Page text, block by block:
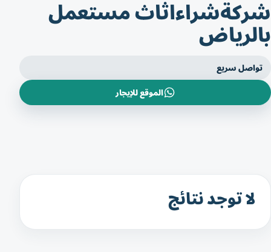
شركةشراءاثاث مستعمل
بالرياض
تواصل سريع
الموقع للإيجار
لا توجد نتائج